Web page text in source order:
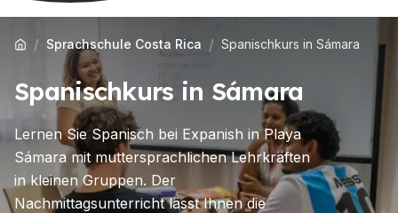
/ Sprachschule Costa Rica / Spanischkurs in Sámara
Spanischkurs in Sámara
Lernen Sie Spanisch bei Expanish in Playa
Sámara mit muttersprachlichen Lehrkräften
in kleinen Gruppen. Der
Nachmittagsunterricht lässt Ihnen die